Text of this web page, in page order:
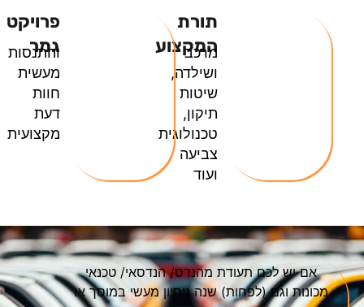
תורת
המקצוע
מרכב
ושילדה,
שיטות
תיקון,
טכנולוגית
צביעה
ועוד
פרויקט
גמר
והתנסות
מעשית​
חוות
דעת
מקצועית
אם יש לכם תעודת מהנדס/ הנדסאי/ טכנאי
מכונות וגם (לפחות) שנה ניסיון מעשי במוסך או